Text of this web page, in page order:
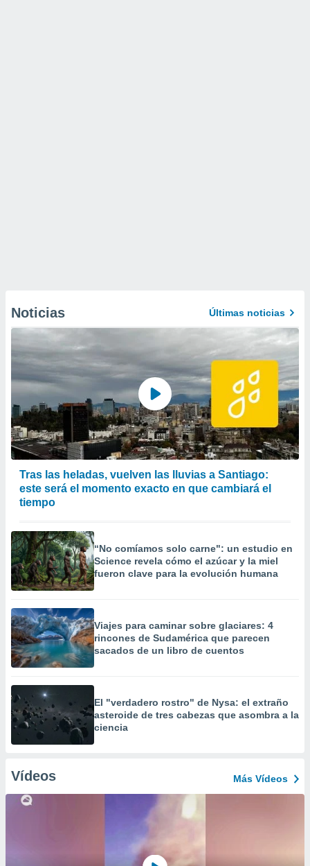
Noticias Últimas noticias
Tras las heladas, vuelven las lluvias a Santiago:
este será el momento exacto en que cambiará el
tiempo
“No comíamos solo carne": un estudio en
Science revela cómo el azúcar y la miel
fueron clave para la evolución humana
Viajes para caminar sobre glaciares: 4
rincones de Sudamérica que parecen
sacados de un libro de cuentos
El "verdadero rostro" de Nysa: el extraño
asteroide de tres cabezas que asombra a la
ciencia
Vídeos Más Vídeos